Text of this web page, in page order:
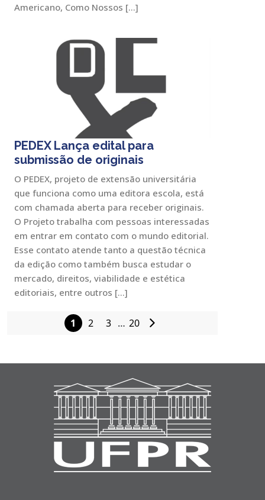
Americano, Como Nossos […]
PEDEX Lança edital para
submissão de originais
O PEDEX, projeto de extensão universitária
que funciona como uma editora escola, está
com chamada aberta para receber originais.
O Projeto trabalha com pessoas interessadas
em entrar em contato com o mundo editorial.
Esse contato atende tanto a questão técnica
da edição como também busca estudar o
mercado, direitos, viabilidade e estética
editoriais, entre outros […]
1 2 3 … 20